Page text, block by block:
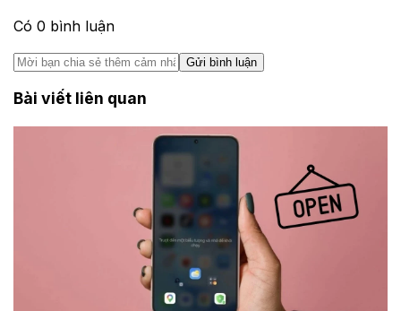
Có 0 bình luận
Gửi bình luận
Bài viết liên quan